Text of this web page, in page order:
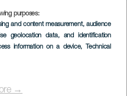
purposes:
and content measurement, audience
geolocation data, and identification
information on a device, Technical
→